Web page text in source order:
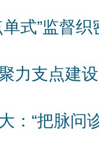
式”监督
力支点建
：“把脉问